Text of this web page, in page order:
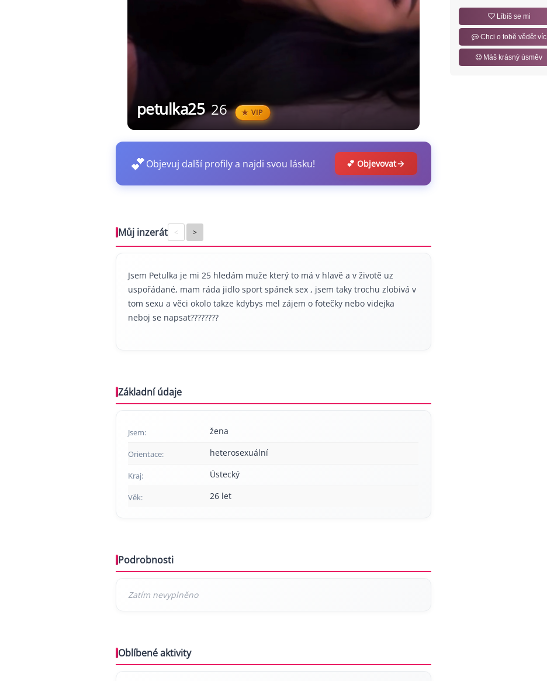
petulka25 26 VIP
💕Objevuj další profily a najdi svou lásku! 💕 Objevovat
Můj inzerát < >
Jsem Petulka je mi 25 hledám muže který to má v hlavě a v životě uz
uspořádané, mam ráda jidlo sport spánek sex , jsem taky trochu zlobivá v
tom sexu a věci okolo takze kdybys mel zájem o fotečky nebo videjka
neboj se napsat????????
Základní údaje
Jsem: žena
Orientace: heterosexuální
Kraj: Ústecký
Věk: 26 let
Podrobnosti
Oblíbené aktivity
Líbíš se mi
Chci o tobě vědět víc
Máš krásný úsměv